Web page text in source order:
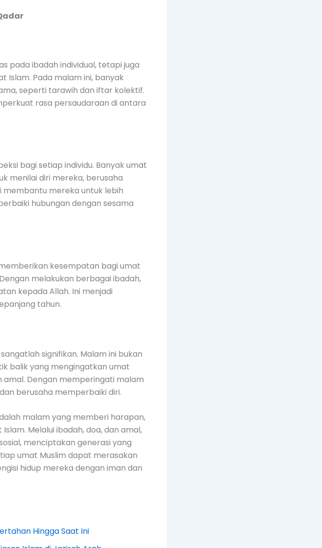
pada ibadah individual, tetapi juga
Islam. Pada malam ini, banyak
seperti tarawih dan iftar kolektif.
rasa persaudaraan di antara
bagi setiap individu. Banyak umat
menilai diri mereka, berusaha
membantu mereka untuk lebih
hubungan dengan sesama
kesempatan bagi umat
melakukan berbagai ibadah,
kepada Allah. Ini menjadi
tahun.
signifikan. Malam ini bukan
balik yang mengingatkan umat
amal. Dengan memperingati malam
berusaha memperbaiki diri.
malam yang memberi harapan,
Melalui ibadah, doa, dan amal,
menciptakan generasi yang
umat Muslim dapat merasakan
hidup mereka dengan iman dan
Hingga Saat Ini